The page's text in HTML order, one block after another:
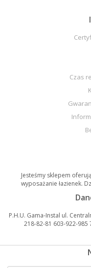
Czas
Jesteśmy sklepem
wyposażanie łazienek.
P.H.U. Gama-Instal ul.
218-82-81 603-922-985